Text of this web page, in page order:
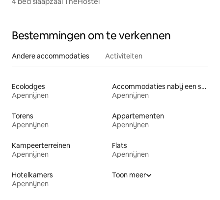
Bestemmingen om te verkennen
Andere accommodaties Activiteiten
Ecolodges
Apennijnen
Accommodaties nabij een strand
Apennijnen
Torens
Apennijnen
Appartementen
Apennijnen
Kampeerterreinen
Apennijnen
Flats
Apennijnen
Hotelkamers
Apennijnen
Toon meer